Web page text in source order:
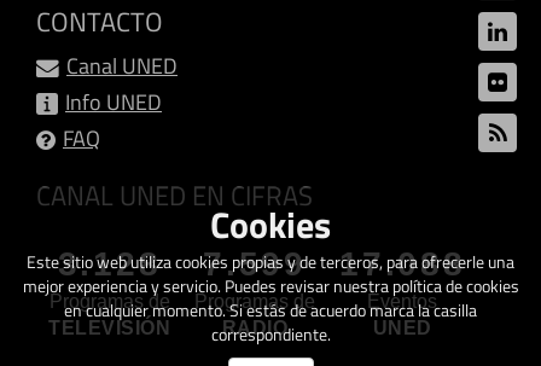
CONTACTO
Canal UNED
Info UNED
FAQ
CANAL UNED EN CIFRAS
3.128
Programas de
TELEVISIÓN
7.599
Programas de
RADIO
17.088
Eventos
UNED
Cookies
Este sitio web utiliza cookies propias y de terceros, para ofrecerle una
mejor experiencia y servicio. Puedes revisar nuestra política de cookies
en cualquier momento. Si estás de acuerdo marca la casilla
correspondiente.